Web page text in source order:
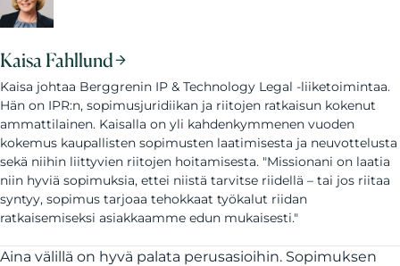
Kaisa Fahllund
Kaisa johtaa Berggrenin IP & Technology Legal -liiketoimintaa.
Hän on IPR:n, sopimusjuridiikan ja riitojen ratkaisun kokenut
ammattilainen. Kaisalla on yli kahdenkymmenen vuoden
kokemus kaupallisten sopimusten laatimisesta ja neuvottelusta
sekä niihin liittyvien riitojen hoitamisesta. "Missionani on laatia
niin hyviä sopimuksia, ettei niistä tarvitse riidellä – tai jos riitaa
syntyy, sopimus tarjoaa tehokkaat työkalut riidan
ratkaisemiseksi asiakkaamme edun mukaisesti."
Aina välillä on hyvä palata perusasioihin. Sopimuksen